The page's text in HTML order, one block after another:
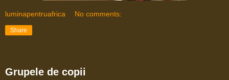
luminapentruafrica No comments:
Share
Grupele de copii